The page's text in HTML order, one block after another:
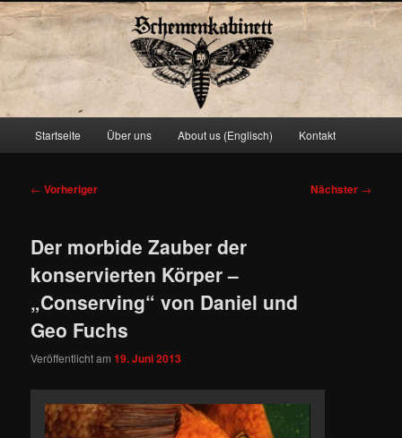
Schemenkabinett
Zum
springen
Startseite Über uns About us (Englisch) Kontakt
Beitragsnavigation
← Vorheriger Nächster →
Der morbide Zauber der
konservierten Körper –
„Conserving“ von Daniel und
Geo Fuchs
Veröffentlicht am19. Juni 2013